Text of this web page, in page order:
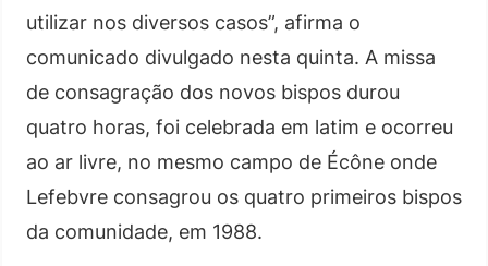
utilizar nos diversos casos”, afirma o
comunicado divulgado nesta quinta. A missa
de consagração dos novos bispos durou
quatro horas, foi celebrada em latim e ocorreu
ao ar livre, no mesmo campo de Écône onde
Lefebvre consagrou os quatro primeiros bispos
da comunidade, em 1988.